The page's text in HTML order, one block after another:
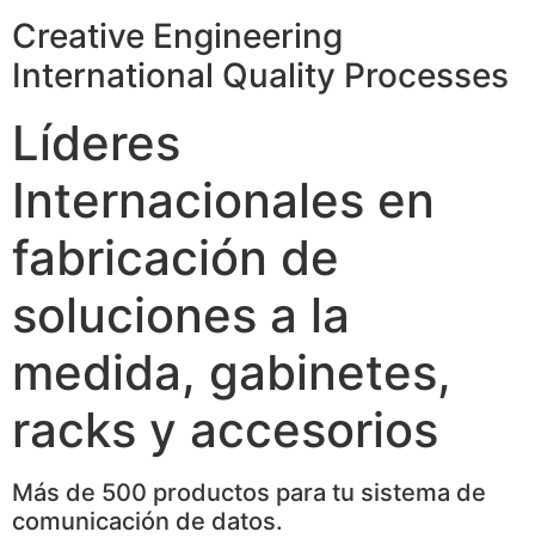
Creative Engineering
International Quality Processes
Líderes
Internacionales en
fabricación de
soluciones a la
medida, gabinetes,
racks y accesorios
Más de 500 productos para tu sistema de
comunicación de datos.